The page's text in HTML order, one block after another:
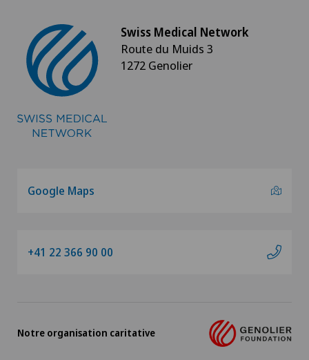
Examens gynécologiques
Fractures de l'épaule
Gonarthrose de la réserve-Valgus
Grossesse
Swiss Medical Network
Route du Muids 3
1272 Genolier
Google Maps
+41 22 366 90 00
Notre organisation caritative